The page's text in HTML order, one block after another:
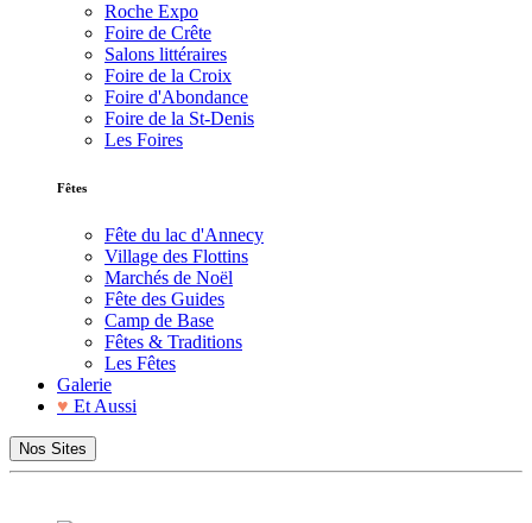
Roche Expo
Foire de Crête
Salons littéraires
Foire de la Croix
Foire d'Abondance
Foire de la St-Denis
Les Foires
Fêtes
Fête du lac d'Annecy
Village des Flottins
Marchés de Noël
Fête des Guides
Camp de Base
Fêtes & Traditions
Les Fêtes
Galerie
♥ Et Aussi
Nos Sites